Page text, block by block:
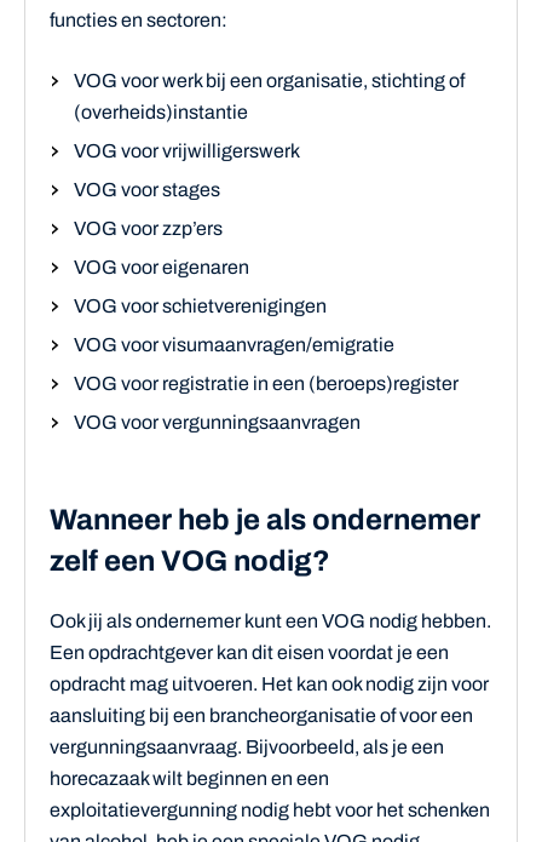
functies en sectoren:
VOG voor werk bij een organisatie, stichting of
(overheids)instantie
VOG voor vrijwilligerswerk
VOG voor stages
VOG voor zzp’ers
VOG voor eigenaren
VOG voor schietverenigingen
VOG voor visumaanvragen/emigratie
VOG voor registratie in een (beroeps)register
VOG voor vergunningsaanvragen
Wanneer heb je als ondernemer
zelf een VOG nodig?
Ook jij als ondernemer kunt een VOG nodig hebben.
Een opdrachtgever kan dit eisen voordat je een
opdracht mag uitvoeren. Het kan ook nodig zijn voor
aansluiting bij een brancheorganisatie of voor een
vergunningsaanvraag. Bijvoorbeeld, als je een
horecazaak wilt beginnen en een
exploitatievergunning nodig hebt voor het schenken